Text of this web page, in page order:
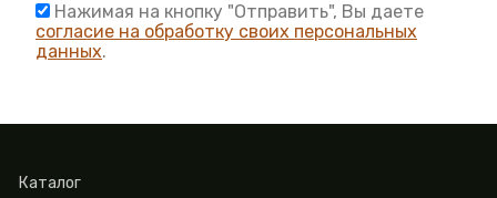
Нажимая на кнопку "Отправить", Вы даете
согласие на обработку своих персональных
данных.
Каталог